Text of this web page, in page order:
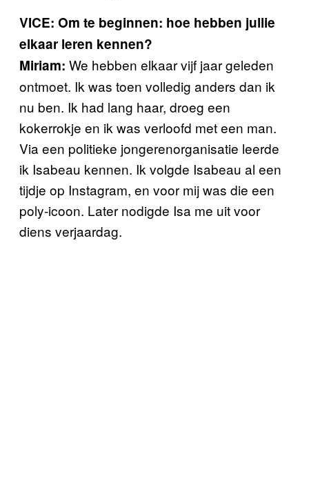
VICE: Om te beginnen: hoe hebben jullie
elkaar leren kennen?
Miriam: We hebben elkaar vijf jaar geleden
ontmoet. Ik was toen volledig anders dan ik
nu ben. Ik had lang haar, droeg een
kokerrokje en ik was verloofd met een man.
Via een politieke jongerenorganisatie leerde
ik Isabeau kennen. Ik volgde Isabeau al een
tijdje op Instagram, en voor mij was die een
poly-icoon. Later nodigde Isa me uit voor
diens verjaardag.